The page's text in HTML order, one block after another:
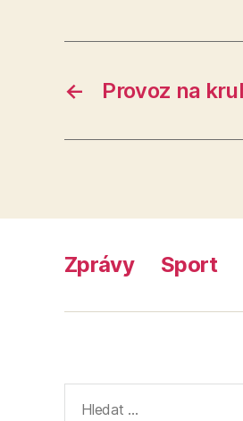
← Provoz na
Zprávy Sport
vyhledávání: